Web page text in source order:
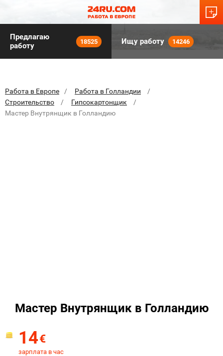
Предлагаю
работу
18525 Ищу работу 14246
Работа в Европе
Работа в Голландии
Строительство
Гипсокартонщик
Мастер Внутрянщик в Голландию
Мастер Внутрянщик в Голландию
14€
зарплата в час